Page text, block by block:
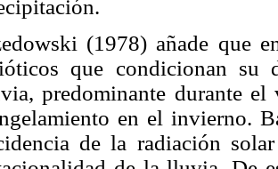
(1978) añade que
que condicionan su
predominante durante el
en el invierno.
de la radiación